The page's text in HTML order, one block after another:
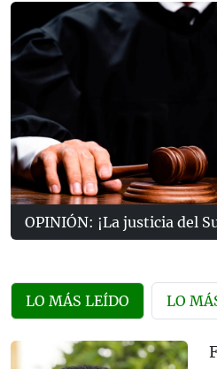
OPINIÓN: ¡La justicia del
LO MÁS LEÍDO LO